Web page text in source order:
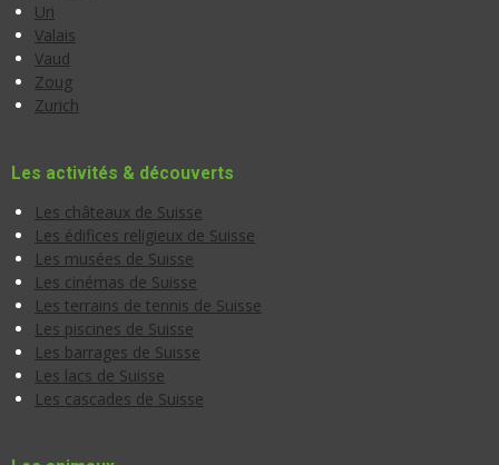
Uri
Valais
Vaud
Zoug
Zurich
Les activités & découverts
Les châteaux de Suisse
Les édifices religieux de Suisse
Les musées de Suisse
Les cinémas de Suisse
Les terrains de tennis de Suisse
Les piscines de Suisse
Les barrages de Suisse
Les lacs de Suisse
Les cascades de Suisse